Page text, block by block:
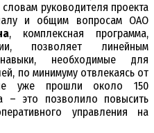
руководителя проекта
и общим вопросам ОАО
, комплексная программа,
позволяет линейным
необходимые для
по минимуму отвлекаясь от
уже прошли около 150
– это позволило повысить
управления на